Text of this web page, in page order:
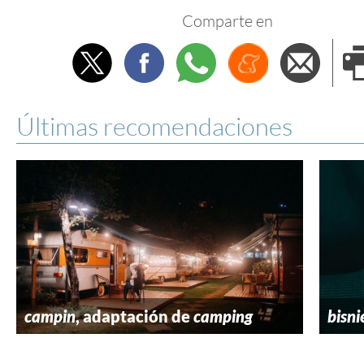
Comparte en
TwitterFacebookWhatsappMenéame
Últimas recomendaciones
campin, adaptación decamping